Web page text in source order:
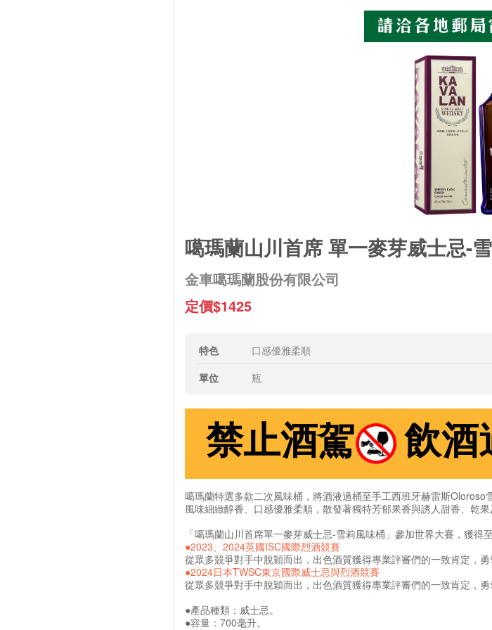
噶瑪蘭山川首席 單一麥芽威士忌-
金車噶瑪蘭股份有限公司
定價$1425
特色
口感優雅柔順
單位
瓶
禁止酒駕 飲酒
噶瑪蘭特選多款二次風味桶，將酒液過桶至手工西班牙赫雷斯
風味細緻醇香、口感優雅柔順，散發著獨特芳郁果香與誘人甜香、乾
「噶瑪蘭山川首席單一麥芽威士忌-雪莉風味桶」參加世界大賽，獲得
●2023、2024英國ISC國際烈酒競賽
從眾多競爭對手中脫穎而出，出色酒質獲得專業評審們的一致肯定，勇
●2024日本TWSC東京國際威士忌與烈酒競賽
從眾多競爭對手中脫穎而出，出色酒質獲得專業評審們的一致肯定，勇
●產品種類：威士忌。
●容量：700毫升。